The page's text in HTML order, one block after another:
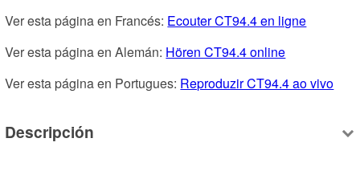
Ver esta página en Francés: Ecouter CT94.4 en ligne
Ver esta página en Alemán: Hören CT94.4 online
Ver esta página en Portugues: Reproduzir CT94.4 ao vivo
Descripción